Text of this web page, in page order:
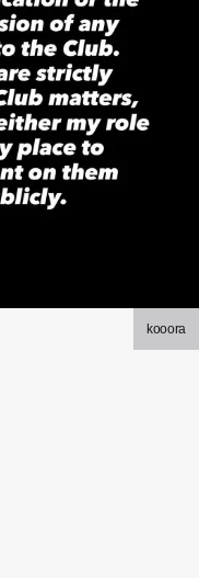
kooora